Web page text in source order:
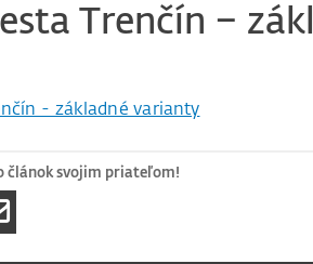
Trenčín –
- základné varianty
článok svojim priateľom!